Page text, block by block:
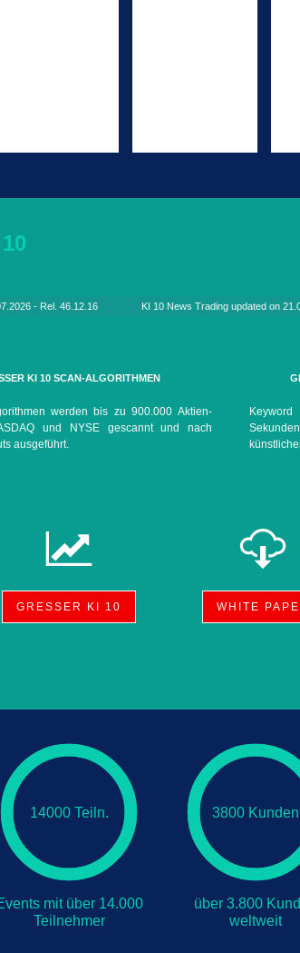
KI 10 SCAN-ALGORITHMEN
werden bis zu 900.000 Aktien-
und NYSE gescannt und nach
ausgeführt.
GRESSER KI 10 WHITE
14000 Teiln.
mit über 14.000
Teilnehmer
3800 Kunden
über 3.800
weltweit